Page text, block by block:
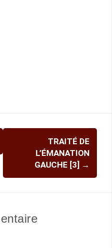
TRAITÉ DE
L’ÉMANATION
GAUCHE [3] →